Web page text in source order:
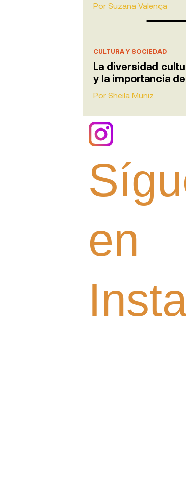
Por Suzana Valença
CULTURA Y SOCIEDAD
La diversidad
y la importancia
Por Sheila Muniz
en